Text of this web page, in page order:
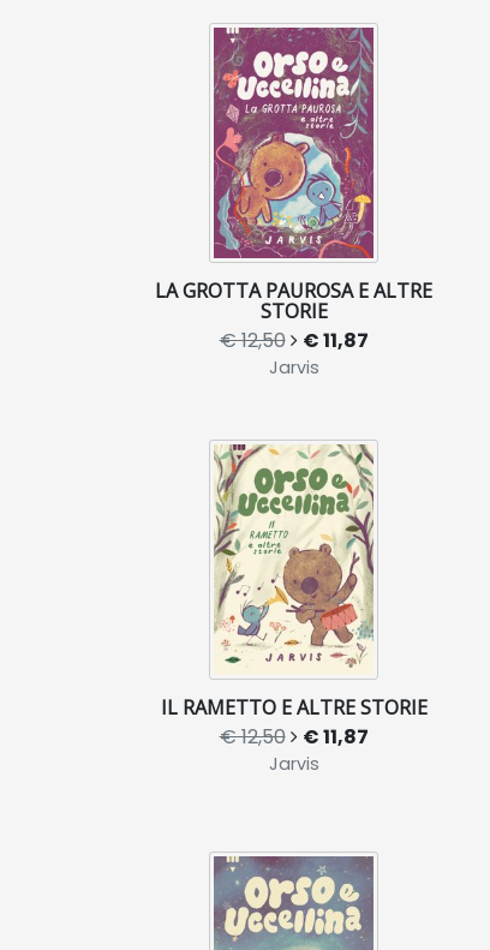
LA GROTTA PAUROSA E ALTRE
STORIE
€ 12,50 € 11,87
Jarvis
IL RAMETTO E ALTRE STORIE
€ 12,50 € 11,87
Jarvis